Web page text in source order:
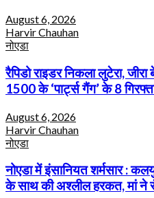
August 6, 2026
Harvir Chauhan
नोएडा
रैपिडो राइडर निकला लुटेरा,
1500 के ‘पार्ट्स गैंग’ के 8
August 6, 2026
Harvir Chauhan
नोएडा
नोएडा में इंसानियत शर्मसार :
के साथ की अश्लील हरकत, मां ने